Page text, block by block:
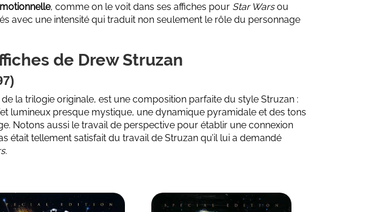
, comme on le voit dans ses affiches pour Star Warsou
avec une intensité qui traduit non seulement le rôle du personnage
de Drew Struzan
la trilogie originale, est une composition parfaite du style Struzan :
lumineux presque mystique, une dynamique pyramidale et des tons
Notons aussi le travail de perspective pour établir une connexion
était tellement satisfait du travail de Struzan qu’il lui a demandé